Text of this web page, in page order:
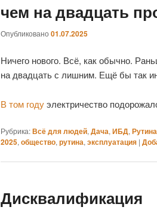
чем на двадцать
Опубликовано 01.07.2025
Ничего нового. Всё, как обычно.
на двадцать с лишним. Ещё бы так
В том годуэлектричество
Рубрика:Всё для людей, Дача, ИБД, Рутина
2025, общество, рутина, эксплуатация |
Дисквалификация